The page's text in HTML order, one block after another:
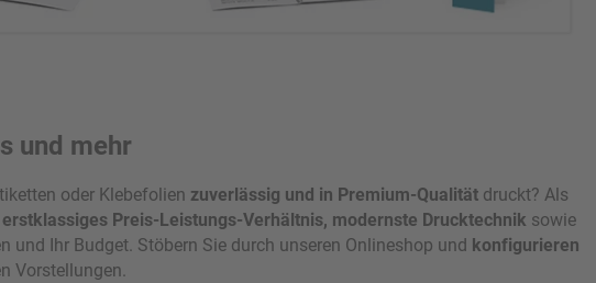
Übersicht Druckprodukte
Visitenkarten Faltblätter Flyer Kalender
Karten
Plakate SD-Sätze
und mehr
oder Klebefolien zuverlässig und in Premium-Qualität druckt? Als
erstklassiges Preis-Leistungs-Verhältnis, modernste Drucktechnik sowie
Ihr Budget. Stöbern Sie durch unseren Onlineshop und konfigurieren
Vorstellungen.